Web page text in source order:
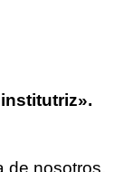
de nosotros,